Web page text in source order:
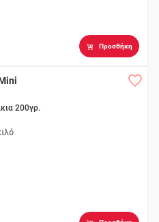
Προσθήκη
200γρ.